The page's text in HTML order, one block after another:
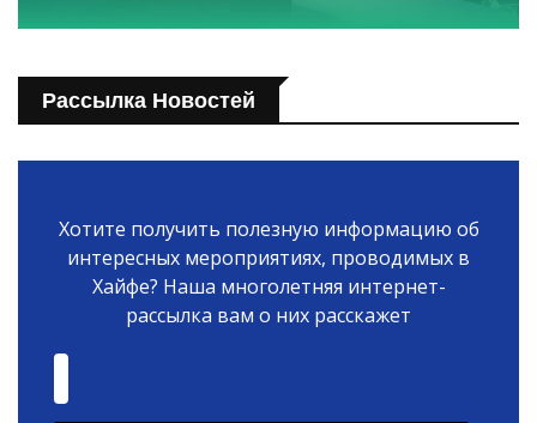
Рассылка Новостей
Хотите получить полезную информацию об
интересных мероприятиях, проводимых в
Хайфе? Наша многолетняя интернет-
рассылка вам о них расскажет